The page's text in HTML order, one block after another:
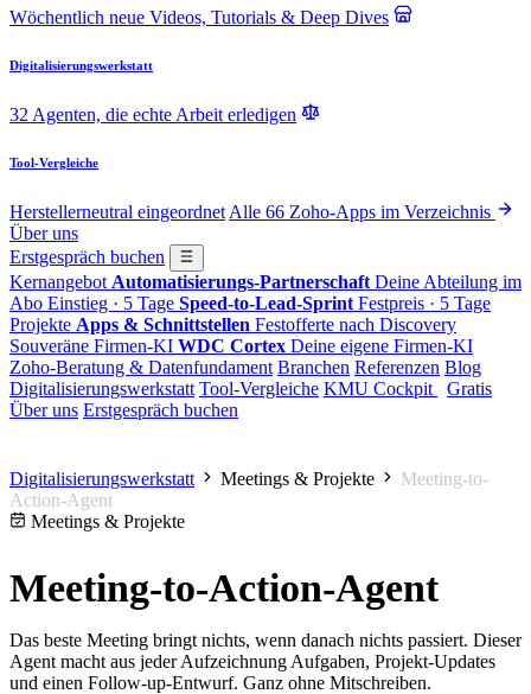
Wöchentlich neue Videos, Tutorials & Deep Dives
Digitalisierungswerkstatt
32 Agenten, die echte Arbeit erledigen
Tool-Vergleiche
Herstellerneutral eingeordnet Alle 66 Zoho-Apps im Verzeichnis
Über uns
Erstgespräch buchen
Kernangebot Automatisierungs-Partnerschaft Deine Abteilung im
Abo Einstieg · 5 Tage Speed-to-Lead-Sprint Festpreis · 5 Tage
Projekte Apps & Schnittstellen Festofferte nach Discovery
Souveräne Firmen-KI WDC Cortex Deine eigene Firmen-KI
Zoho-Beratung & Datenfundament Branchen Referenzen Blog
Digitalisierungswerkstatt Tool-Vergleiche KMU Cockpit
Gratis
Über uns Erstgespräch buchen
Digitalisierungswerkstatt Meetings & Projekte
Meeting-to-
Action-Agent
Meetings & Projekte
Meeting-to-Action-Agent
Das beste Meeting bringt nichts, wenn danach nichts passiert. Dieser
Agent macht aus jeder Aufzeichnung Aufgaben, Projekt-Updates
und einen Follow-up-Entwurf. Ganz ohne Mitschreiben.